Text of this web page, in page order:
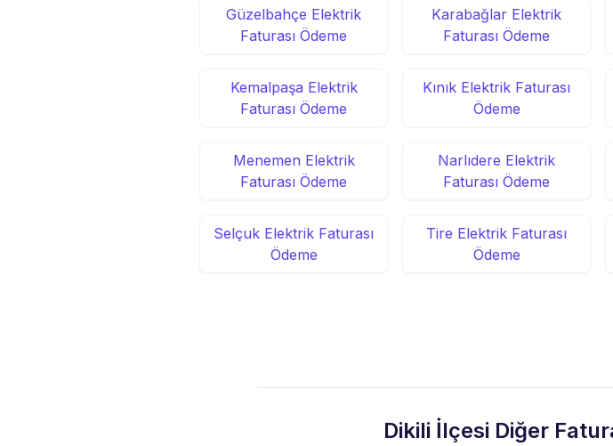
Güzelbahçe Elektrik
Faturası Ödeme
Karabağlar Elektrik
Faturası Ödeme
Kemalpaşa Elektrik
Faturası Ödeme
Kınık Elektrik Faturası
Ödeme
Menemen Elektrik
Faturası Ödeme
Narlıdere Elektrik
Faturası Ödeme
Selçuk Elektrik Faturası
Ödeme
Tire Elektrik Faturası
Ödeme
Dikili İlçesi Diğer